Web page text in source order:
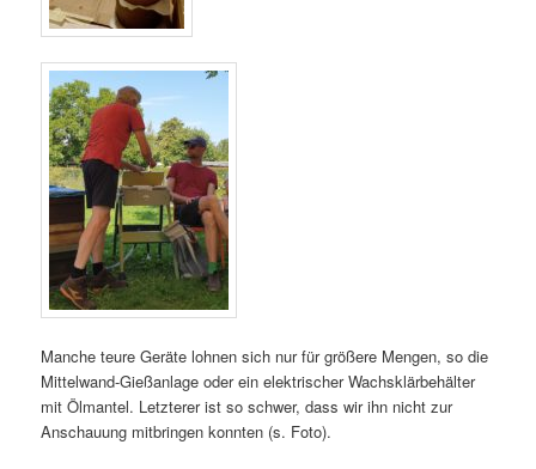
Manche teure Geräte lohnen sich nur für größere Mengen, so die
Mittelwand-Gießanlage oder ein elektrischer Wachsklärbehälter
mit Ölmantel. Letzterer ist so schwer, dass wir ihn nicht zur
Anschauung mitbringen konnten (s. Foto).